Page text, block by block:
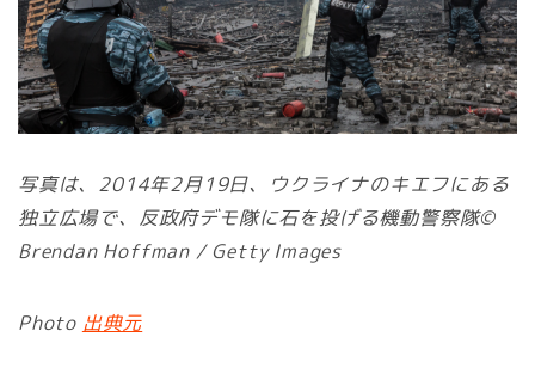
写真は、2014年2月19日、ウクライナのキエフにある
独立広場で、反政府デモ隊に石を投げる機動警察隊©
Brendan Hoffman / Getty Images
Photo 出典元